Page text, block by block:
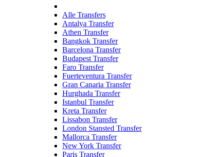
Alle Transfers
Antalya Transfer
Athen Transfer
Bangkok Transfer
Barcelona Transfer
Budapest Transfer
Faro Transfer
Fuerteventura Transfer
Gran Canaria Transfer
Hurghada Transfer
Istanbul Transfer
Kreta Transfer
Lissabon Transfer
London Stansted Transfer
Mallorca Transfer
New York Transfer
Paris Transfer